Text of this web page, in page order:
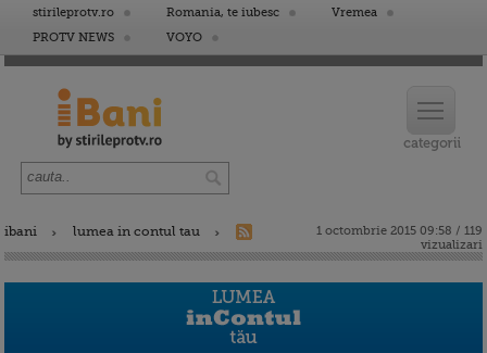
stirileprotv.ro Romania, te iubesc
Vremea
PROTV NEWS
VOYO
ibani lumea in contul tau
1 octombrie 2015 09:58 / 119
vizualizari